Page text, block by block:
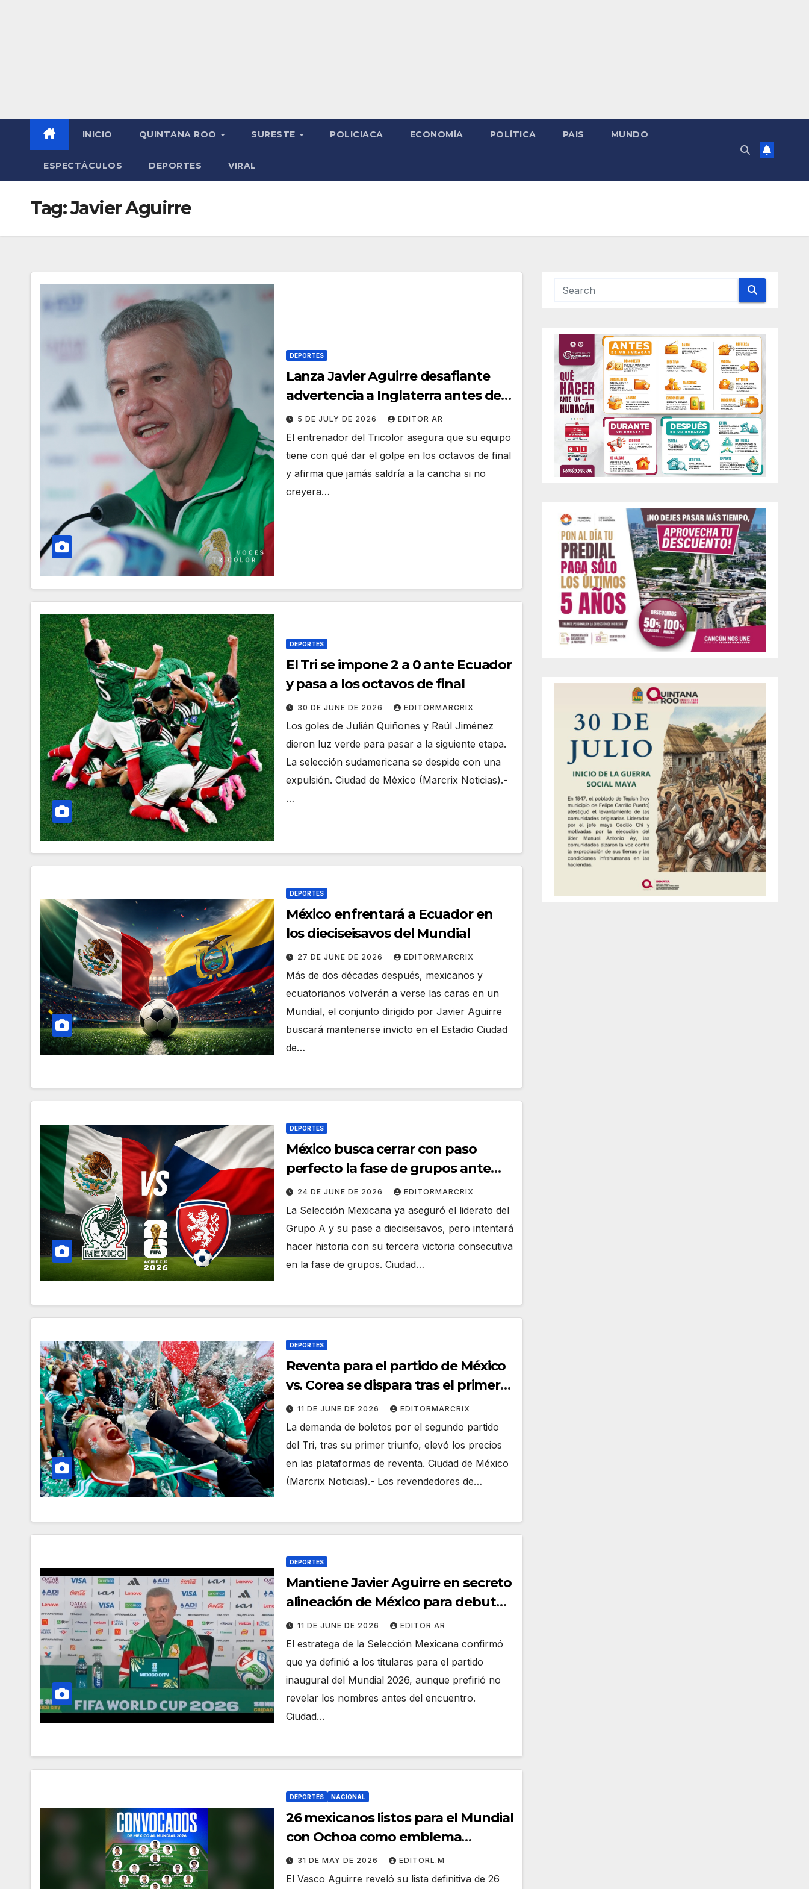
INICIO QUINTANA ROO SURESTE POLICIACA ECONOMÍA POLÍTICA PAIS MUNDO
ESPECTÁCULOS DEPORTES VIRAL
Tag:Javier Aguirre
DEPORTES
Lanza Javier Aguirre desafiante
advertencia a Inglaterra antes del
duelo contra México
5 DE JULY DE 2026 EDITOR AR
El entrenador del Tricolor asegura que su equipo
tiene con qué dar el golpe en los octavos de final
y afirma que jamás saldría a la cancha si no
creyera…
DEPORTES
El Tri se impone 2 a 0 ante Ecuador
y pasa a los octavos de final
30 DE JUNE DE 2026 EDITORMARCRIX
Los goles de Julián Quiñones y Raúl Jiménez
dieron luz verde para pasar a la siguiente etapa.
La selección sudamericana se despide con una
expulsión. Ciudad de México (Marcrix Noticias).-
…
DEPORTES
México enfrentará a Ecuador en
los dieciseisavos del Mundial
27 DE JUNE DE 2026 EDITORMARCRIX
Más de dos décadas después, mexicanos y
ecuatorianos volverán a verse las caras en un
Mundial, el conjunto dirigido por Javier Aguirre
buscará mantenerse invicto en el Estadio Ciudad
de…
DEPORTES
México busca cerrar con paso
perfecto la fase de grupos ante
Chequia en el Mundial 2026
24 DE JUNE DE 2026 EDITORMARCRIX
La Selección Mexicana ya aseguró el liderato del
Grupo A y su pase a dieciseisavos, pero intentará
hacer historia con su tercera victoria consecutiva
en la fase de grupos. Ciudad…
DEPORTES
Reventa para el partido de México
vs. Corea se dispara tras el primer
triunfo; boletos superan el medio
millón de pesos
11 DE JUNE DE 2026 EDITORMARCRIX
La demanda de boletos por el segundo partido
del Tri, tras su primer triunfo, elevó los precios
en las plataformas de reventa. Ciudad de México
(Marcrix Noticias).- Los revendedores de…
DEPORTES
Mantiene Javier Aguirre en secreto
alineación de México para debut
ante Sudáfrica
11 DE JUNE DE 2026 EDITOR AR
El estratega de la Selección Mexicana confirmó
que ya definió a los titulares para el partido
inaugural del Mundial 2026, aunque prefirió no
revelar los nombres antes del encuentro.
Ciudad…
DEPORTES NACIONAL
26 mexicanos listos para el Mundial
con Ochoa como emblema
histórico del Tri
31 DE MAY DE 2026 EDITORL.M
El Vasco Aguirre reveló su lista definitiva de 26